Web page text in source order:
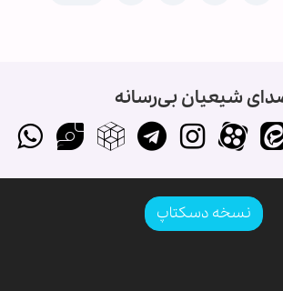
شیعیان بی‌رسانه
نسخه دسکتاپ